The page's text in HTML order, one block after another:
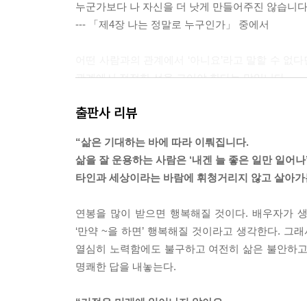
누군가보다 나 자신을 더 낫게 만들어주진 않습니
--- 「제4장 나는 정말로 누구인가」 중에서
관계에서 적절한 선을 그어야 한다는 말입니다.
만두세요. 부모님은 부모님 식대로 사는 것뿐입니
--- 「제7장 깨달음의 본보기들」 중에서
어야지.” 아이는 그게 말도 안 되는 말임을 압니
않으면 이러이러한 일이 벌어질 거야.”입니다. 그
비일 뿐입니다.
--- 「제8장 사랑으로 이끌어라」 중에서
출판사 리뷰
“삶은 기대하는 바에 따라 이뤄집니다.
삶을 잘 운용하는 사람은 ‘내겐 늘 좋은 일만 일어
타인과 세상이라는 바람에 휘청거리지 않고 살아
연봉을 많이 받으면 행복해질 것이다. 배우자가
‘만약 ~을 하면’ 행복해질 것이라고 생각한다. 그
열심히 노력함에도 불구하고 여전히 삶은 불안하
명쾌한 답을 내놓는다.